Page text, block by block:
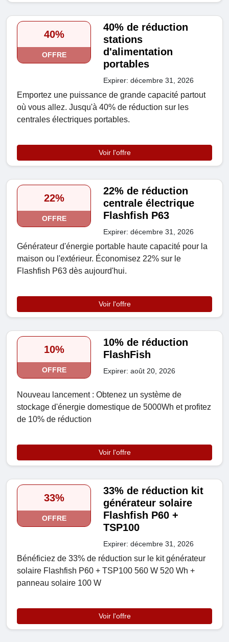
40%
OFFRE
40% de réduction
stations
d'alimentation
portables
Expirer: décembre 31, 2026
Emportez une puissance de grande capacité partout
où vous allez. Jusqu'à 40% de réduction sur les
centrales électriques portables.
Voir l'offre
22%
OFFRE
22% de réduction
centrale électrique
Flashfish P63
Expirer: décembre 31, 2026
Générateur d'énergie portable haute capacité pour la
maison ou l'extérieur. Économisez 22% sur le
Flashfish P63 dès aujourd'hui.
Voir l'offre
10%
OFFRE
10% de réduction
FlashFish
Expirer: août 20, 2026
Nouveau lancement : Obtenez un système de
stockage d'énergie domestique de 5000Wh et profitez
de 10% de réduction
Voir l'offre
33%
OFFRE
33% de réduction kit
générateur solaire
Flashfish P60 +
TSP100
Expirer: décembre 31, 2026
Bénéficiez de 33% de réduction sur le kit générateur
solaire Flashfish P60 + TSP100 560 W 520 Wh +
panneau solaire 100 W
Voir l'offre